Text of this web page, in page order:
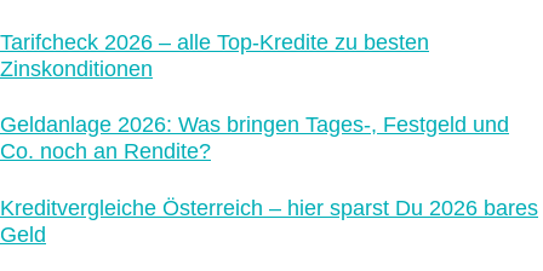
Tarifcheck 2026 – alle Top-Kredite zu besten
Zinskonditionen
Geldanlage 2026: Was bringen Tages-, Festgeld und
Co. noch an Rendite?
Kreditvergleiche Österreich – hier sparst Du 2026 bares
Geld